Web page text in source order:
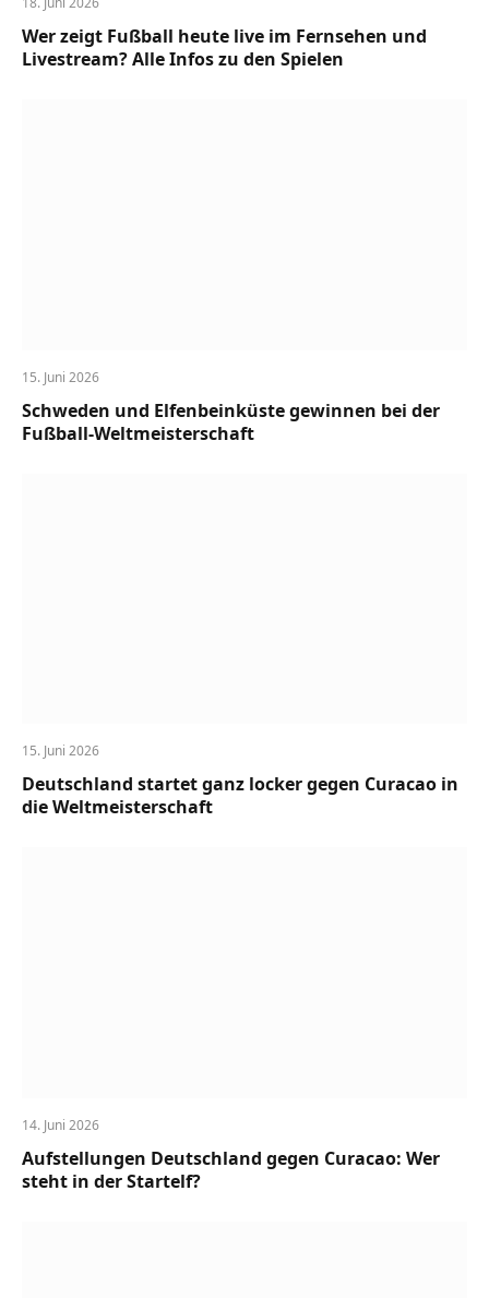
Wer zeigt Fußball heute live im Fernsehen und
Livestream? Alle Infos zu den Spielen
15. Juni 2026
Schweden und Elfenbeinküste gewinnen bei der
Fußball-Weltmeisterschaft
15. Juni 2026
Deutschland startet ganz locker gegen Curacao in
die Weltmeisterschaft
14. Juni 2026
Aufstellungen Deutschland gegen Curacao: Wer
steht in der Startelf?